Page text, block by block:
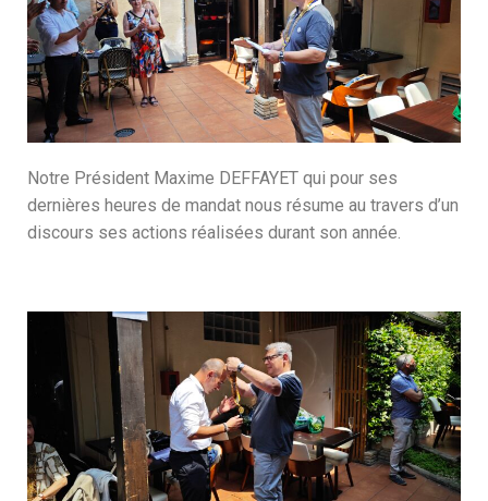
Notre Président Maxime DEFFAYET qui pour ses
dernières heures de mandat nous résume au travers d’un
discours ses actions réalisées durant son année.